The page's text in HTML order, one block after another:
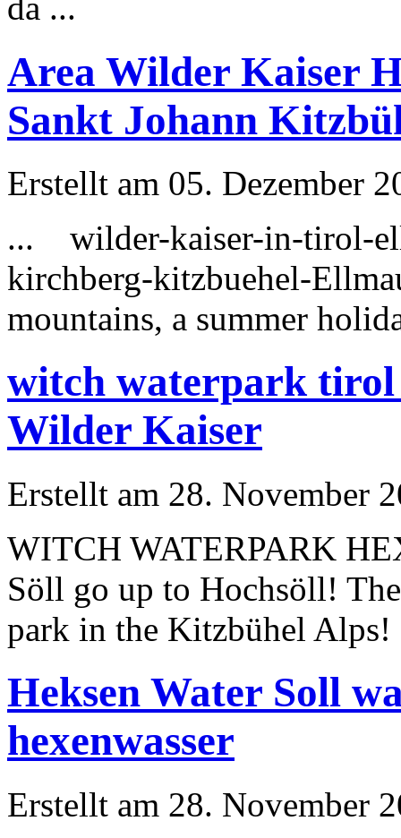
Area Wilder Kaiser
Sankt Johann
Erstellt am 05. Dezember
... wilder-kaiser-in-tirol-
kirchberg-kitzbuehel-
mountains, a summer
witch waterpark tirol
Wilder Kaiser
Erstellt am 28. November
WITCH WATERPARK
Söll go up to Hochsöll!
park in the Kitzbühel
Heksen Water Soll
hexenwasser
Erstellt am 28. November